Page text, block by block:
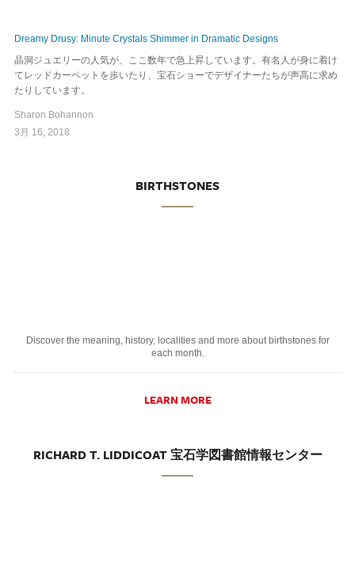
Dreamy Drusy: Minute Crystals Shimmer in Dramatic Designs
晶洞ジュエリーの人気が、ここ数年で急上昇しています。有名人が身に着け
てレッドカーペットを歩いたり、宝石ショーでデザイナーたちが声高に求め
たりしています。
Sharon Bohannon
3月 16, 2018
BIRTHSTONES
Discover the meaning, history, localities and more about birthstones for
each month.
LEARN MORE
RICHARD T. LIDDICOAT 宝石学図書館情報センター